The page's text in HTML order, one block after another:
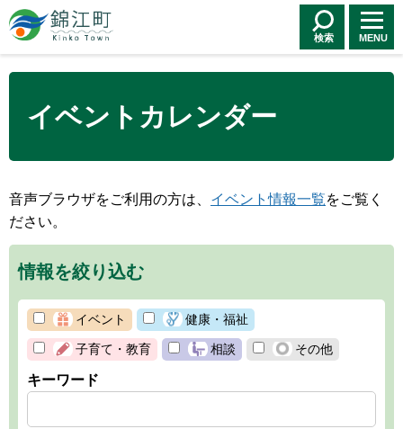
錦江町 Kinko
Town
検索 MENU
イベントカレンダー
音声ブラウザをご利用の方は、 イベント情報一覧をご覧く
ださい。
情報を絞り込む
イベント 健康・福祉
子育て・教育 相談 その他
キーワード